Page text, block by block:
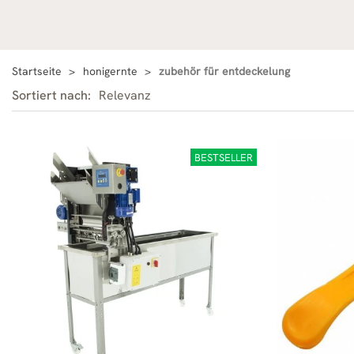
Startseite honigernte zubehör für entdeckelung
Sortiert nach: Relevanz
BESTSELLER